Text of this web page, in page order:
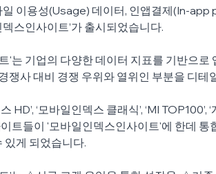
이용성(Usage) 데이터, 인앱결제(In-app
스인사이트’가 출시되었습니다.
'는 기업의 다양한 데이터 지표를 기반으로
쟁사 대비 경쟁 우위와 열위인 부분을 디테
HD’, ‘모바일인덱스 클래식’, ‘MI
트들이 '모바일인덱스인사이트'에 한데 통
있게 되었습니다.